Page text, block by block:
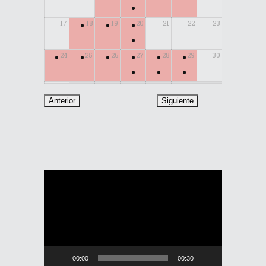
•
17 18
• 19
• 20
•
•
21 22 23
24
• 25
• 26
• 27
•
•
28
•
•
29
•
•
30
00:00 00:30